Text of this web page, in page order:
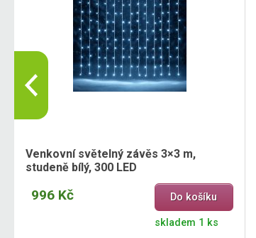
Venkovní světelný závěs 3×3 m,
studeně bílý, 300 LED
996 Kč Do košíku
skladem 1 ks